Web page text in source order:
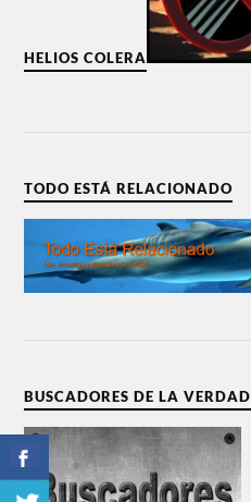
HELIOS COLERA
TODO ESTÁ RELACIONADO
BUSCADORES DE LA VERDAD